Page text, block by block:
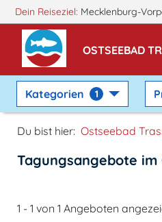
Dein Reiseziel: Mecklenburg-
OSTSEEBAD
Kategorien 1
Du bist hier: Ostseebad
Tagungsangebote im
1 - 1 von 1 Angeboten